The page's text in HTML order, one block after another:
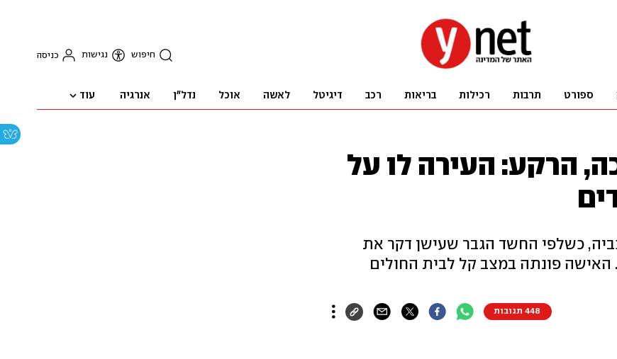
חיפוש נגישות כניסה
ספורט תרבות רכילות בריאות רכב דיגיטל לאשה אוכל נדל"ן אנרגיה עוד
הרקע: העירה לו על
כשלפי החשד הגבר שעישן דקר את
האישה פונתה במצב קל לבית החולים
448 תגובות